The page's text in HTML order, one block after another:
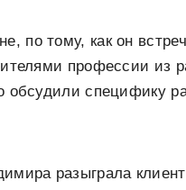
тому, как он
профессии из
обсудили специфику
разыграла